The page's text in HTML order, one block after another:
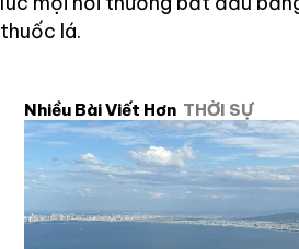
thuốc lá.
Nhiều Bài Viết Hơn THỜI SỰ